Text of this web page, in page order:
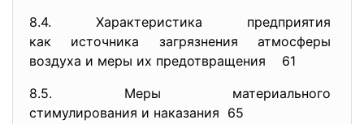
8.4. Характеристика предприятия
как источника загрязнения атмосферы
воздуха и меры их предотвращения 61
8.5. Меры материального
стимулирования и наказания 65